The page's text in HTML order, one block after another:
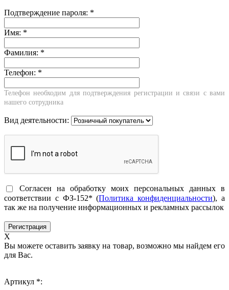
Подтверждение пароля: *
Имя: *
Фамилия: *
Телефон: *
Телефон необходим для подтверждения регистрации и связи с вами
нашего сотрудника
Вид деятельности:
Согласен на обработку моих персональных данных в
соответствии с ФЗ-152* (Политика конфиденциальности), а
так же на получение информационных и рекламных рассылок
X
Вы можете оставить заявку на товар, возможно мы найдем его
для Вас.
Артикул *: